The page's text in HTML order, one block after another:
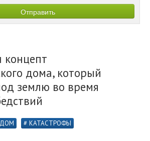
концепт
дома, который
землю во время
ДОМ КАТАСТРОФЫ